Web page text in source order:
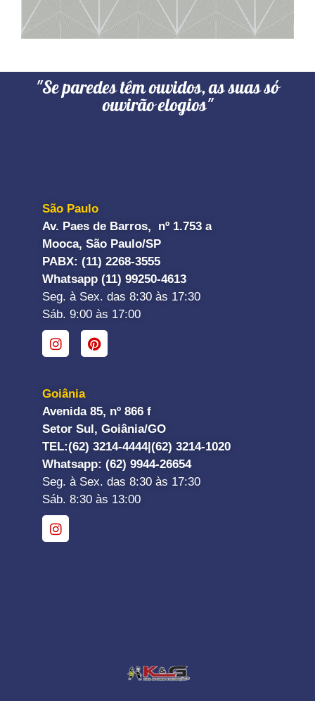
"Se paredes têm ouvidos, as suas só
ouvirão elogios"
São Paulo
Av. Paes de Barros, nº 1.753 a
Mooca, São Paulo/SP
PABX: (11) 2268-3555
Whatsapp (11) 99250-4613
Seg. à Sex. das 8:30 às 17:30
Sáb. 9:00 às 17:00
Goiânia
Avenida 85, nº 866 f
Setor Sul, Goiânia/GO
TEL:(62) 3214-4444|(62) 3214-1020
Whatsapp: (62) 9944-26654
Seg. à Sex. das 8:30 às 17:30
Sáb. 8:30 às 13:00